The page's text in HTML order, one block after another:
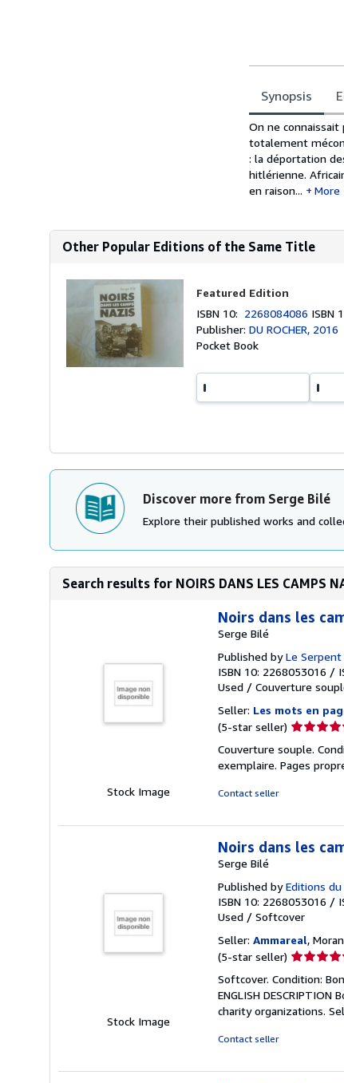
Synopsis
Synopsis
On ne
totalement
: la déportation
hitlérienne.
en raison...
More
Other Popular Editions of the Same Title
Featured Edition
ISBN 10: 2268084086 ISBN
Publisher:DU ROCHER, 2016
Pocket Book
Discover more from Serge Bilé
Explore their published works and
Search results for NOIRS DANS LES CAMPS
Stock Image
Noirs dans les
Serge Bilé
Published byLe Serpent
ISBN 10: 2268053016 /
Used / Couverture
Seller: Les mots en
(5-star seller) Seller
5
out
Couverture souple.
exemplaire. Pages
Contact seller
Stock Image
Noirs dans les
Serge Bilé
Published byEditions du
ISBN 10: 2268053016 /
Used / Softcover
Seller: Ammareal,
(5-star seller) Seller
5
out
of
Softcover. Condition:
ENGLISH
charity organizations.
Contact seller